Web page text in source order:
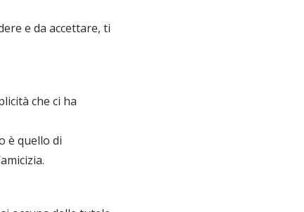
e da accettare, ti
che ci ha
è quello di